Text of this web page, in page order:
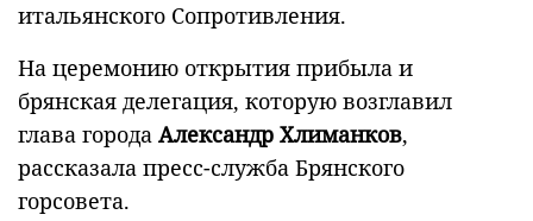
итальянского Сопротивления.
На церемонию открытия прибыла и
брянская делегация, которую возглавил
глава города Александр Хлиманков,
рассказала пресс-служба Брянского
горсовета.